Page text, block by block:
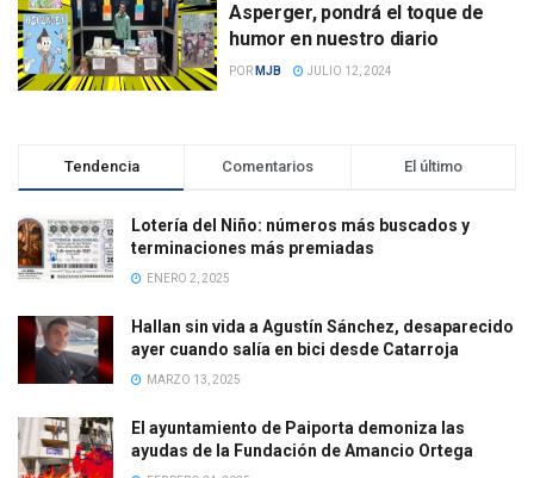
Asperger, pondrá el toque de
humor en nuestro diario
POR MJB JULIO 12, 2024
Tendencia Comentarios El último
Lotería del Niño: números más buscados y
terminaciones más premiadas
ENERO 2, 2025
Hallan sin vida a Agustín Sánchez, desaparecido
ayer cuando salía en bici desde Catarroja
MARZO 13, 2025
El ayuntamiento de Paiporta demoniza las
ayudas de la Fundación de Amancio Ortega